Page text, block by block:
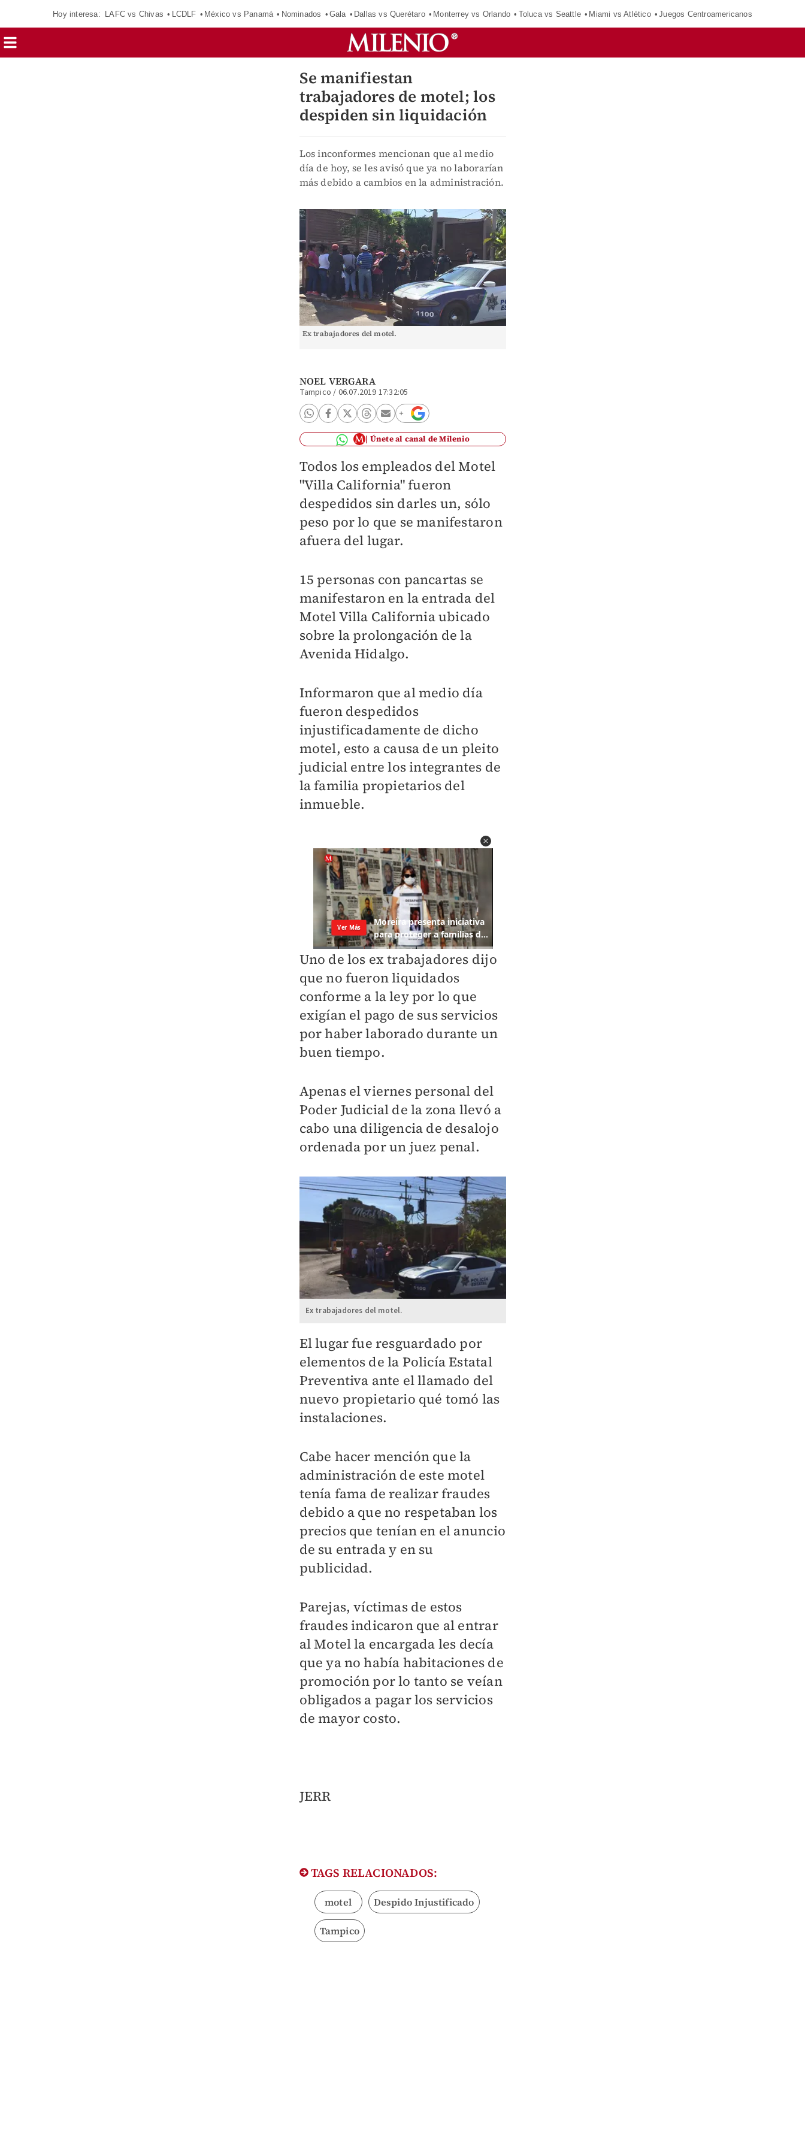
Hoy interesa: LAFC vs Chivas LCDLF México vs Panamá Nominados Gala Dallas vs Querétaro Monterrey vs Orlando Toluca vs Seattle Miami vs Atlético Juegos Centroamericanos
Se manifiestan
trabajadores de motel; los
despiden sin liquidación
Los inconformes mencionan que al medio
día de hoy, se les avisó que ya no laborarían
más debido a cambios en la administración.
Ex trabajadores del motel.
NOEL VERGARA
Tampico / 06.07.2019 17:32:05
Únete al canal de Milenio
Todos los empleados del Motel
"Villa California" fueron
despedidos sin darles un, sólo
peso por lo que se manifestaron
afuera del lugar.
15 personas con pancartas se
manifestaron en la entrada del
Motel Villa California ubicado
sobre la prolongación de la
Avenida Hidalgo.
Informaron que al medio día
fueron despedidos
injustificadamente de dicho
motel, esto a causa de un pleito
judicial entre los integrantes de
la familia propietarios del
inmueble.
Uno de los ex trabajadores dijo
que no fueron liquidados
conforme a la ley por lo que
exigían el pago de sus servicios
por haber laborado durante un
buen tiempo.
Apenas el viernes personal del
Poder Judicial de la zona llevó a
cabo una diligencia de desalojo
ordenada por un juez penal.
Ex trabajadores del motel.
El lugar fue resguardado por
elementos de la Policía Estatal
Preventiva ante el llamado del
nuevo propietario qué tomó las
instalaciones.
Cabe hacer mención que la
administración de este motel
tenía fama de realizar fraudes
debido a que no respetaban los
precios que tenían en el anuncio
de su entrada y en su
publicidad.
Parejas, víctimas de estos
fraudes indicaron que al entrar
al Motel la encargada les decía
que ya no había habitaciones de
promoción por lo tanto se veían
obligados a pagar los servicios
de mayor costo.
JERR
TAGS RELACIONADOS:
motel Despido Injustificado
Tampico